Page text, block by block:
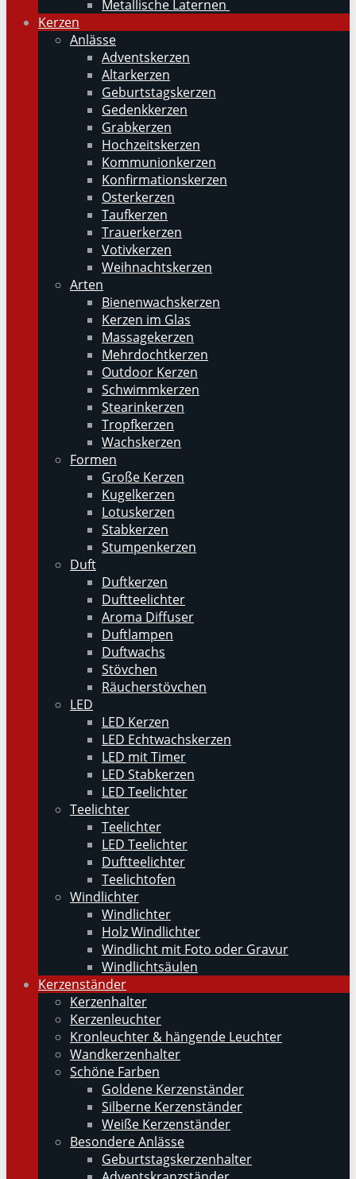
Metallische Laternen
Kerzen
Anlässe
Adventskerzen
Altarkerzen
Geburtstagskerzen
Gedenkkerzen
Grabkerzen
Hochzeitskerzen
Kommunionkerzen
Konfirmationskerzen
Osterkerzen
Taufkerzen
Trauerkerzen
Votivkerzen
Weihnachtskerzen
Arten
Bienenwachskerzen
Kerzen im Glas
Massagekerzen
Mehrdochtkerzen
Outdoor Kerzen
Schwimmkerzen
Stearinkerzen
Tropfkerzen
Wachskerzen
Formen
Große Kerzen
Kugelkerzen
Lotuskerzen
Stabkerzen
Stumpenkerzen
Duft
Duftkerzen
Duftteelichter
Aroma Diffuser
Duftlampen
Duftwachs
Stövchen
Räucherstövchen
LED
LED Kerzen
LED Echtwachskerzen
LED mit Timer
LED Stabkerzen
LED Teelichter
Teelichter
Teelichter
LED Teelichter
Duftteelichter
Teelichtofen
Windlichter
Windlichter
Holz Windlichter
Windlicht mit Foto oder Gravur
Windlichtsäulen
Kerzenständer
Kerzenhalter
Kerzenleuchter
Kronleuchter & hängende Leuchter
Wandkerzenhalter
Schöne Farben
Goldene Kerzenständer
Silberne Kerzenständer
Weiße Kerzenständer
Besondere Anlässe
Geburtstagskerzenhalter